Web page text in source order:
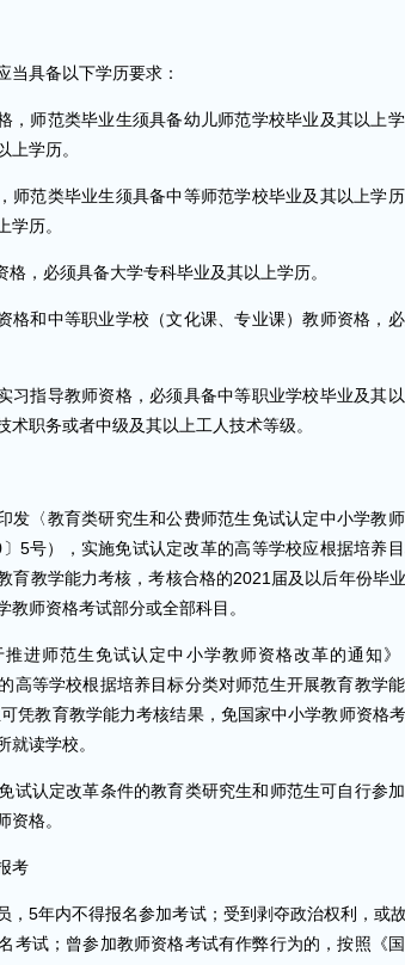
具备以下学历要求：
师范类毕业生须具备幼儿师范学校毕业及其以上学
上学历。
范类毕业生须具备中等师范学校毕业及其以上学
学历。
，必须具备大学专科毕业及其以上学历。
和中等职业学校（文化课、专业课）教师资格，必
指导教师资格，必须具备中等职业学校毕业及其以
术职务或者中级及其以上工人技术等级。
〈教育类研究生和公费师范生免试认定中小学教师
5号），实施免试认定改革的高等学校应根据培养
育教学能力考核，考核合格的2021届及以后年份毕
教师资格考试部分或全部科目。
师范生免试认定中小学教师资格改革的通知》
高等学校根据培养目标分类对师范生开展教育教学
凭教育教学能力考核结果，免国家中小学教师资格
就读学校。
认定改革条件的教育类研究生和师范生可自行参
资格。
考
5年内不得报名参加考试；受到剥夺政治权利，或
考试；曾参加教师资格考试有作弊行为的，按照《